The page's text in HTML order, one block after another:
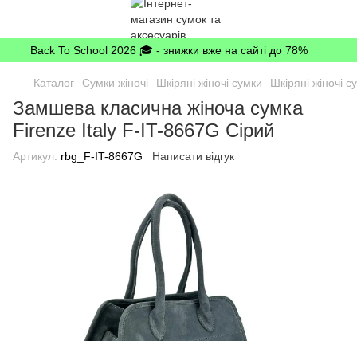
Back To School 2026 🎓 - знижки вже на сайті до 78%
Каталог Сумки жіночі Шкіряні жіночі сумки Шкіряні жіночі
Замшева класична жіноча сумка
Firenze Italy F-IT-8667G Сірий
Артикул: rbg_F-IT-8667G Написати відгук